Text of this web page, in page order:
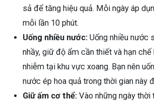
sả để tăng hiệu quả. Mỗi ngày áp
mỗi lần 10 phút.
Uống nhiều nước: Uống nhiều nước
nhầy, giữ độ ẩm cần thiết và hạn
nhiễm tại khu vực xoang. Bạn nên
nước ép hoa quả trong thời gian này
Giữ ấm cơ thể: Vào những ngày